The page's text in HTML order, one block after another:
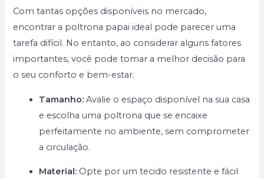
Com tantas opções disponíveis no mercado,
encontrar a poltrona papai ideal pode parecer uma
tarefa difícil. No entanto, ao considerar alguns fatores
importantes, você pode tomar a melhor decisão para
o seu conforto e bem-estar.
Tamanho: Avalie o espaço disponível na sua casa
e escolha uma poltrona que se encaixe
perfeitamente no ambiente, sem comprometer
a circulação.
Material: Opte por um tecido resistente e fácil